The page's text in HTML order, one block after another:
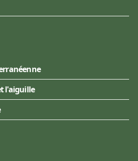
l'aiguille